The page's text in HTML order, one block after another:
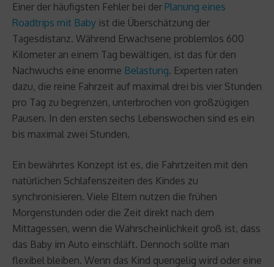
Einer der häufigsten Fehler bei der Planung eines
Roadtrips mit Baby ist die Überschätzung der
Tagesdistanz. Während Erwachsene problemlos 600
Kilometer an einem Tag bewältigen, ist das für den
Nachwuchs eine enorme Belastung. Experten raten
dazu, die reine Fahrzeit auf maximal drei bis vier Stunden
pro Tag zu begrenzen, unterbrochen von großzügigen
Pausen. In den ersten sechs Lebenswochen sind es ein
bis maximal zwei Stunden.
Ein bewährtes Konzept ist es, die Fahrtzeiten mit den
natürlichen Schlafenszeiten des Kindes zu
synchronisieren. Viele Eltern nutzen die frühen
Morgenstunden oder die Zeit direkt nach dem
Mittagessen, wenn die Wahrscheinlichkeit groß ist, dass
das Baby im Auto einschläft. Dennoch sollte man
flexibel bleiben. Wenn das Kind quengelig wird oder eine